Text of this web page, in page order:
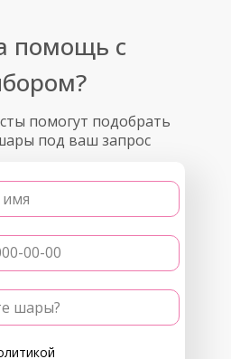
помогут подобрать
под ваш запрос
шары?
помощь с